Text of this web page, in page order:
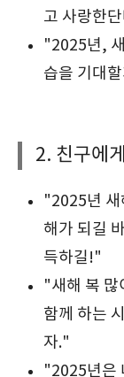
고 사랑한
"2025년,
습을 기대
2. 친구에
"2025년 새
해가 되길
득하길!"
"새해 복 많
함께 하는
자."
"2025년은